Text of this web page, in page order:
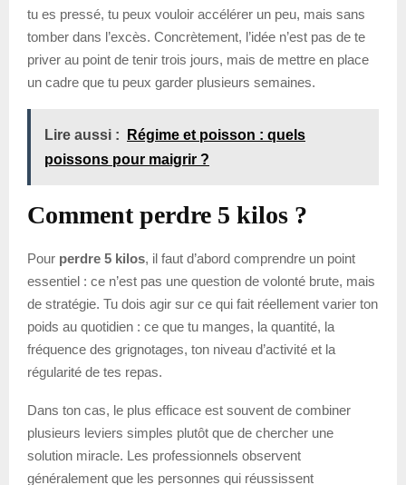
tu es pressé, tu peux vouloir accélérer un peu, mais sans
tomber dans l’excès. Concrètement, l’idée n’est pas de te
priver au point de tenir trois jours, mais de mettre en place
un cadre que tu peux garder plusieurs semaines.
Lire aussi :
Régime et poisson : quels
poissons pour maigrir ?
Comment perdre 5 kilos ?
Pour perdre 5 kilos, il faut d’abord comprendre un point
essentiel : ce n’est pas une question de volonté brute, mais
de stratégie. Tu dois agir sur ce qui fait réellement varier ton
poids au quotidien : ce que tu manges, la quantité, la
fréquence des grignotages, ton niveau d’activité et la
régularité de tes repas.
Dans ton cas, le plus efficace est souvent de combiner
plusieurs leviers simples plutôt que de chercher une
solution miracle. Les professionnels observent
généralement que les personnes qui réussissent